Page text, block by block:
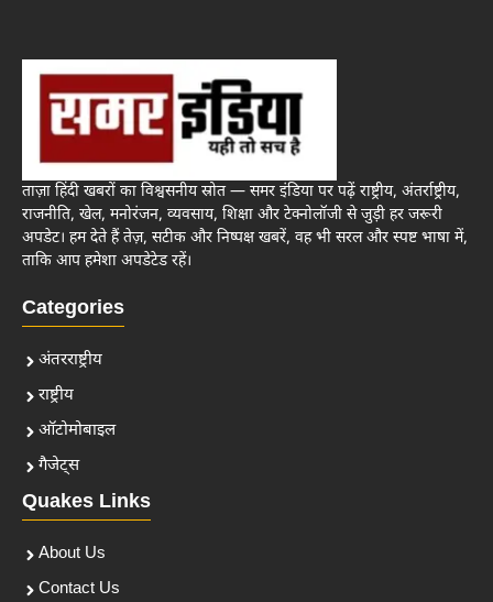
ताज़ा हिंदी खबरों का विश्वसनीय स्रोत — समर इंडिया पर पढ़ें राष्ट्रीय, अंतर्राष्ट्रीय,
राजनीति, खेल, मनोरंजन, व्यवसाय, शिक्षा और टेक्नोलॉजी से जुड़ी हर जरूरी
अपडेट। हम देते हैं तेज़, सटीक और निष्पक्ष खबरें, वह भी सरल और स्पष्ट भाषा में,
ताकि आप हमेशा अपडेटेड रहें।
Categories
अंतरराष्ट्रीय
राष्ट्रीय
ऑटोमोबाइल
गैजेट्स
Quakes Links
About Us
Contact Us